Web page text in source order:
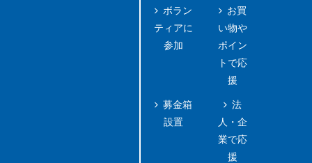
ボラン
ティアに
参加
募金箱
設置
お買
い物や
ポイン
トで応
援
法
人・企
業で応
援